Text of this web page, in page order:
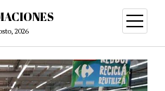
2026
abrir
menú